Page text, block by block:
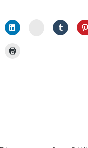
Instagram